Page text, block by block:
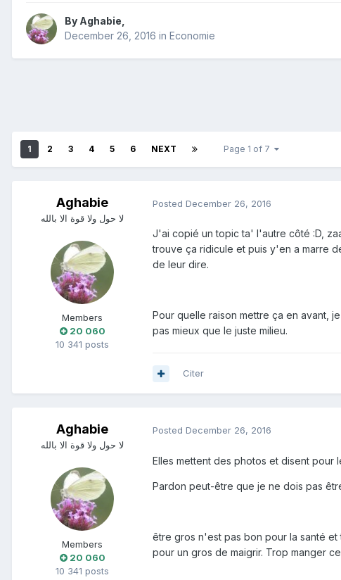
By Aghabie
December 26, 2016 in Economie
1 2 3 4 5 6 NEXT Page 1 of 7
Aghabie
لا حول ولا قوة الا بالله
Members
20 060
10 341 posts
Posted December 26, 2016
J'ai copié un topic ta' l'autre côté :D,
trouve ça ridicule et puis y'en a marre
de leur dire.
Pour quelle raison mettre ça en avant,
pas mieux que le juste milieu.
Citer
Aghabie
لا حول ولا قوة الا بالله
Members
20 060
10 341 posts
Posted December 26, 2016
Elles mettent des photos et disent pour
Pardon peut-être que je ne dois pas
être gros n'est pas bon pour la santé
pour un gros de maigrir. Trop manger